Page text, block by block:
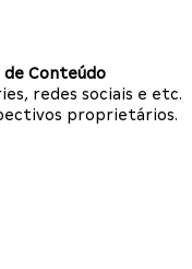
Conteúdo
redes sociais e etc.
proprietários.